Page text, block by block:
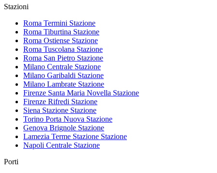
Stazioni
Roma Termini Stazione
Roma Tiburtina Stazione
Roma Ostiense Stazione
Roma Tuscolana Stazione
Roma San Pietro Stazione
Milano Centrale Stazione
Milano Garibaldi Stazione
Milano Lambrate Stazione
Firenze Santa Maria Novella Stazione
Firenze Rifredi Stazione
Siena Stazione Stazione
Torino Porta Nuova Stazione
Genova Brignole Stazione
Lamezia Terme Stazione Stazione
Napoli Centrale Stazione
Porti